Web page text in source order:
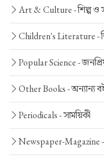
Art & Culture -শিল্প ও
Children's Literature -
Popular Science -
Other Books -অন্যান্য
Periodicals -সাময়িকী
Newspaper-Magazine